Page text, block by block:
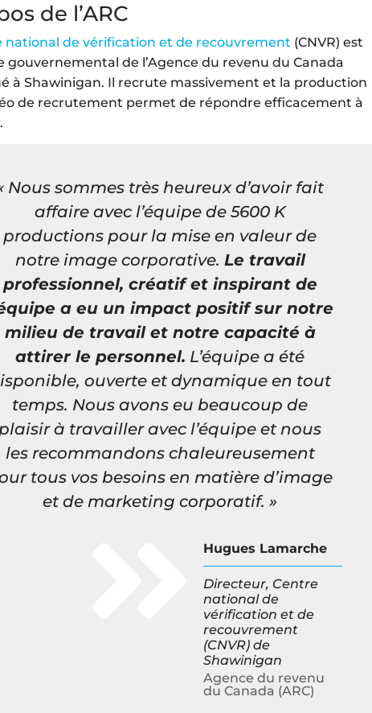
de l’ARC
national de vérification et de recouvrement (CNVR) est
gouvernemental de l’Agence du revenu du Canada
à Shawinigan. Il recrute massivement et la production
de recrutement permet de répondre efficacement à
Nous sommes très heureux d’avoir fait
affaire avec l’équipe de 5600 K
productions pour la mise en valeur de
notre image corporative. Le travail
professionnel, créatif et inspirant de
a eu un impact positif sur notre
milieu de travail et notre capacité à
attirer le personnel. L’équipe a été
ouverte et dynamique en tout
temps. Nous avons eu beaucoup de
à travailler avec l’équipe et nous
les recommandons chaleureusement
tous vos besoins en matière d’image
et de marketing corporatif. »
Hugues Lamarche
Directeur, Centre
national de
vérification et de
recouvrement
(CNVR) de
Shawinigan
Agence du revenu
du Canada (ARC)